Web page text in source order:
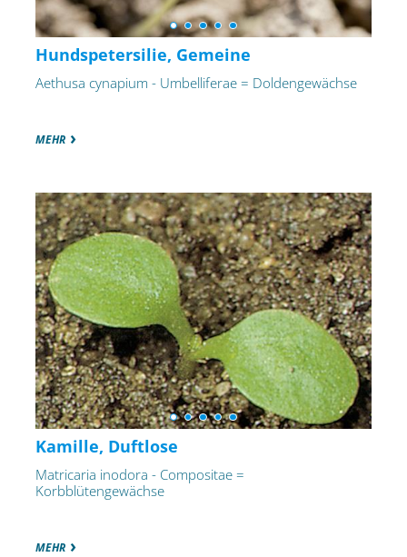
Hundspetersilie, Gemeine
Aethusa cynapium - Umbelliferae = Doldengewächse
MEHR
Kamille, Duftlose
Matricaria inodora - Compositae =
Korbblütengewächse
MEHR